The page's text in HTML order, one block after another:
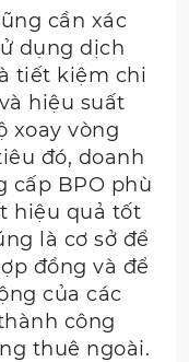
cần xác
dụng dịch
tiết kiệm chi
hiệu suất
xoay vòng
đó, doanh
cấp BPO phù
hiệu quả tốt
là cơ sở để
đồng và để
của các
công
thuê ngoài.